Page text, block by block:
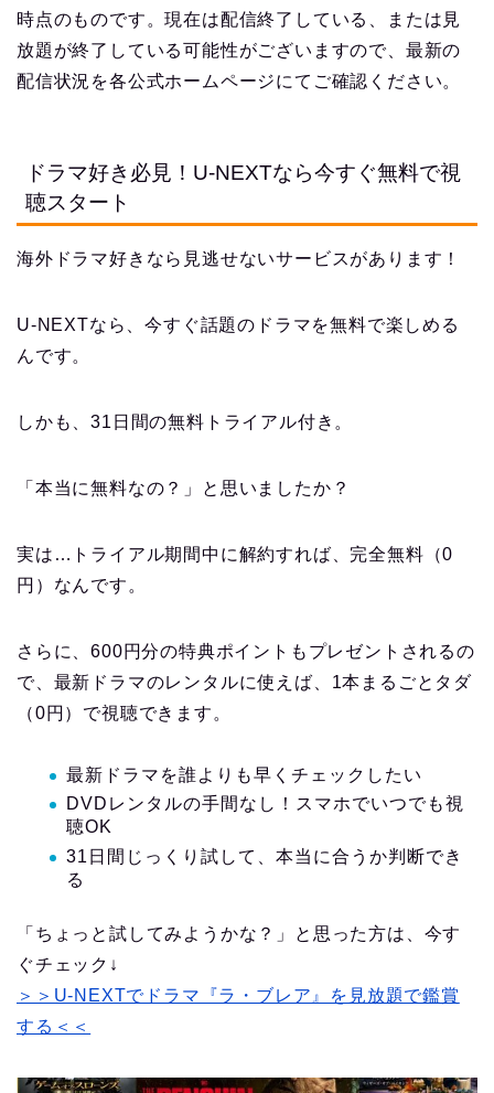
時点のものです。現在は配信終了している、または見
放題が終了している可能性がございますので、最新の
配信状況を各公式ホームページにてご確認ください。
ドラマ好き必見！U-NEXTなら今すぐ無料で視
聴スタート
海外ドラマ好きなら見逃せないサービスがあります！
U-NEXTなら、今すぐ話題のドラマを無料で楽しめる
んです。
しかも、31日間の無料トライアル付き。
「本当に無料なの？」と思いましたか？
実は…トライアル期間中に解約すれば、完全無料（0
円）なんです。
さらに、600円分の特典ポイントもプレゼントされるの
で、最新ドラマのレンタルに使えば、1本まるごとタダ
（0円）で視聴できます。
最新ドラマを誰よりも早くチェックしたい
DVDレンタルの手間なし！スマホでいつでも視
聴OK
31日間じっくり試して、本当に合うか判断でき
る
「ちょっと試してみようかな？」と思った方は、今す
ぐチェック↓
＞＞U-NEXTでドラマ『ラ・ブレア』を見放題で鑑賞
する＜＜